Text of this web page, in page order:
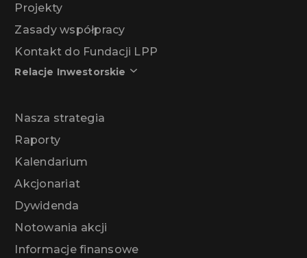
Projekty
Zasady współpracy
Kontakt do Fundacji LPP
Relacje Inwestorskie
Nasza strategia
Raporty
Kalendarium
Akcjonariat
Dywidenda
Notowania akcji
Informacje finansowe